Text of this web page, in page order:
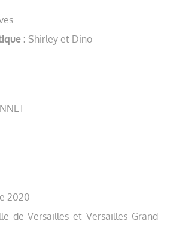
: Shirley et Dino
2020
de Versailles et Versailles Grand